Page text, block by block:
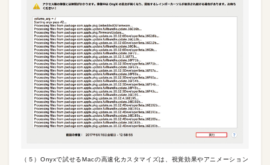
（５）Onyxで試せるMacの高速化カスタマイズは、視覚効果やアニメーション